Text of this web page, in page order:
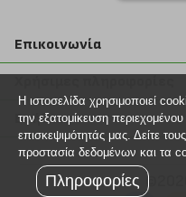
Επικοινωνία
211 2000 700
info@plus4u.gr
Η εταιρία
Σημεία παραλαβής
Ευκαιρίες καριέρας
Όροι χρήσης
Βοήθεια
Εξέλιξη παραγγελίας
Τρόποι παραγγελίας
Η ιστοσελίδα χρησιμοποιεί
την εξατομίκευση
επισκεψιμότητάς μας. Δείτε
προστασία δεδομένων και τα
Πληροφορίες